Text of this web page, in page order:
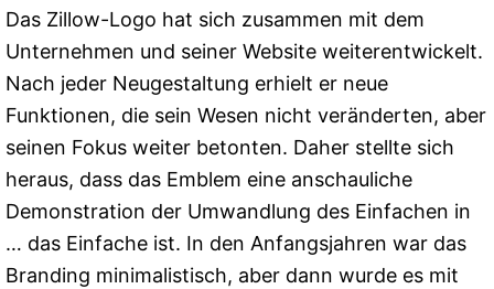
Das Zillow-Logo hat sich zusammen mit dem
Unternehmen und seiner Website weiterentwickelt.
Nach jeder Neugestaltung erhielt er neue
Funktionen, die sein Wesen nicht veränderten, aber
seinen Fokus weiter betonten. Daher stellte sich
heraus, dass das Emblem eine anschauliche
Demonstration der Umwandlung des Einfachen in
… das Einfache ist. In den Anfangsjahren war das
Branding minimalistisch, aber dann wurde es mit